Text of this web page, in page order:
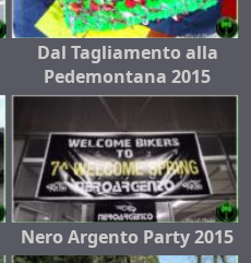
Dal Tagliamento alla
Pedemontana 2015
Nero Argento Party 2015